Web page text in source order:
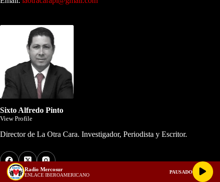
Sixto Alfredo Pinto
View Profile
Director de La Otra Cara. Investigador, Periodista y Escritor.
Los Más Comentados
Radio Mercosur
ENLACE IBEROAMERICANO
PAUSADO